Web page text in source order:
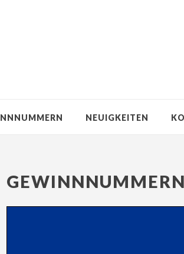
NEUIGKEITEN